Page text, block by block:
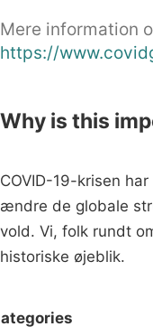
Mere information
https://
Why is this
COVID-19-krisen
ændre de globale
vold. Vi, folk rundt
historiske øjeblik.